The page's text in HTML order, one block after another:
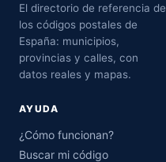
El directorio de referencia de
los códigos postales de
España: municipios,
provincias y calles, con
datos reales y mapas.
AYUDA
¿Cómo funcionan?
Buscar mi código